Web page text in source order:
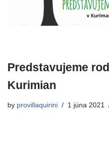
Predstavujeme
Kurimian
by provillaquirini 1 júna 2021